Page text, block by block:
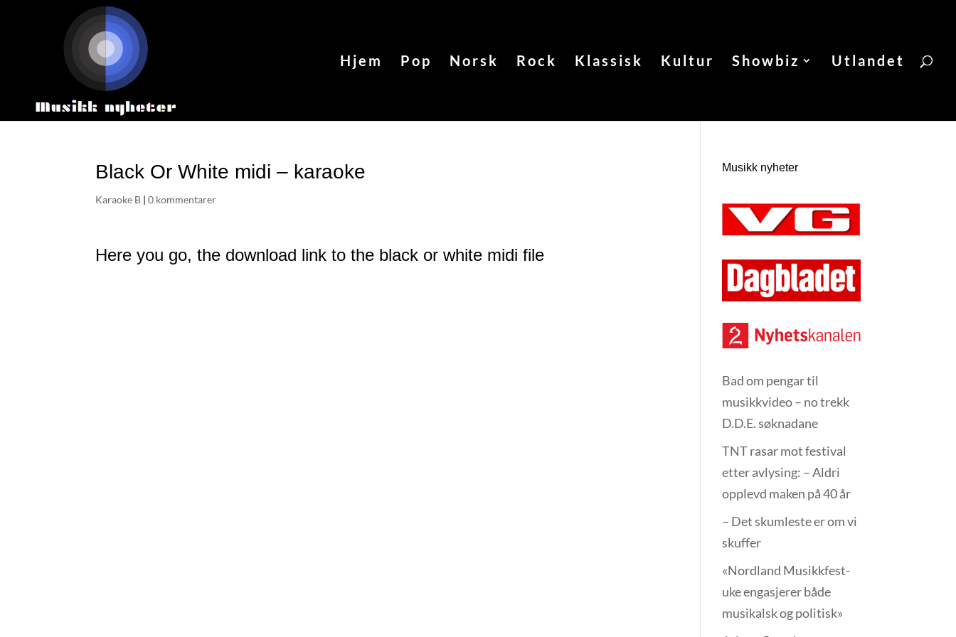
Hjem Pop Norsk Rock Klassisk Kultur Showbiz Utlandet
Black Or White midi – karaoke
Karaoke B |0 kommentarer
Here you go, the download link to the black or white midi file
Musikk nyheter
Bad om pengar til
musikkvideo – no trekk
D.D.E. søknadane
TNT rasar mot festival
etter avlysing: – Aldri
opplevd maken på 40 år
– Det skumleste er om vi
skuffer
«Nordland Musikkfest­
uke engasjerer både
musikalsk og politisk»